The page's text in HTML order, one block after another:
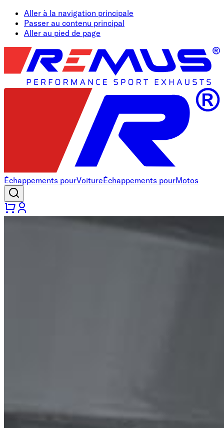
Aller à la navigation principale
Passer au contenu principal
Aller au pied de page
Échappements pourVoitureÉchappements pourMotos